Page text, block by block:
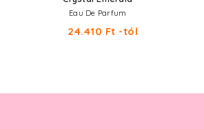
Eau De Parfum
24.410 Ft -tól